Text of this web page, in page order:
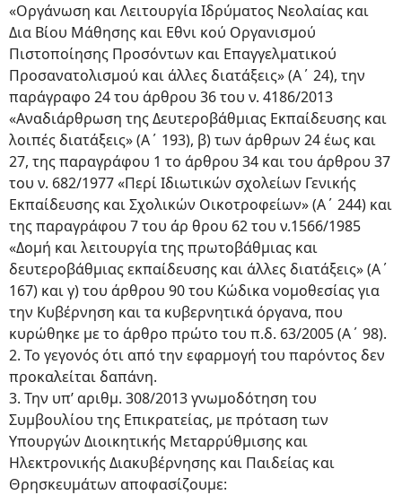
«Οργάνωση και Λειτουργία Ιδρύματος Νεολαίας και
Δια Βίου Μάθησης και Εθνι κού Οργανισμού
Πιστοποίησης Προσόντων και Επαγγελματικού
Προσανατολισμού και άλλες διατάξεις» (Α΄ 24), την
παράγραφο 24 του άρθρου 36 του ν. 4186/2013
«Αναδιάρθρωση της Δευτεροβάθμιας Εκπαίδευσης και
λοιπές διατάξεις» (Α΄ 193), β) των άρθρων 24 έως και
27, της παραγράφου 1 το άρθρου 34 και του άρθρου 37
του ν. 682/1977 «Περί Ιδιωτικών σχολείων Γενικής
Εκπαίδευσης και Σχολικών Οικοτροφείων» (Α΄ 244) και
της παραγράφου 7 του άρ θρου 62 του ν.1566/1985
«Δομή και λειτουργία της πρωτοβάθμιας και
δευτεροβάθμιας εκπαίδευσης και άλλες διατάξεις» (Α΄
167) και γ) του άρθρου 90 του Κώδικα νομοθεσίας για
την Κυβέρνηση και τα κυβερνητικά όργανα, που
κυρώθηκε με το άρθρο πρώτο του π.δ. 63/2005 (Α΄ 98).
2. Το γεγονός ότι από την εφαρμογή του παρόντος δεν
προκαλείται δαπάνη.
3. Την υπ’ αριθμ. 308/2013 γνωμοδότηση του
Συμβουλίου της Επικρατείας, με πρόταση των
Υπουργών Διοικητικής Μεταρρύθμισης και
Ηλεκτρονικής Διακυβέρνησης και Παιδείας και
Θρησκευμάτων αποφασίζουμε: